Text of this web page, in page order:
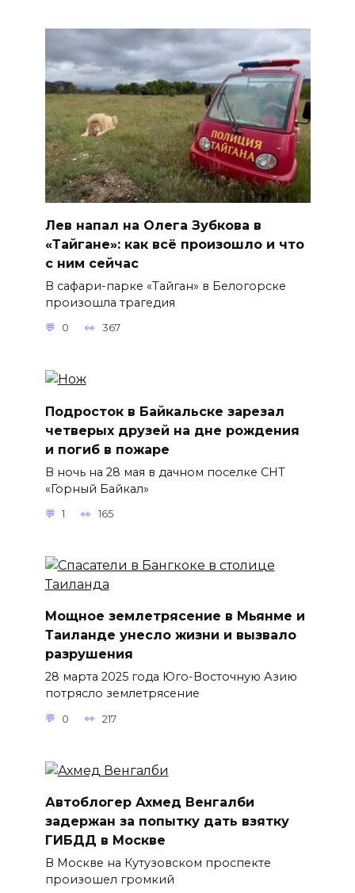
Лев напал на Олега Зубкова в
«Тайгане»: как всё произошло и что
с ним сейчас
В сафари-парке «Тайган» в Белогорске
произошла трагедия
0 367
Подросток в Байкальске зарезал
четверых друзей на дне рождения
и погиб в пожаре
В ночь на 28 мая в дачном поселке СНТ
«Горный Байкал»
1 165
Мощное землетрясение в Мьянме и
Таиланде унесло жизни и вызвало
разрушения
28 марта 2025 года Юго-Восточную Азию
потрясло землетрясение
0 217
Автоблогер Ахмед Венгалби
задержан за попытку дать взятку
ГИБДД в Москве
В Москве на Кутузовском проспекте
произошел громкий